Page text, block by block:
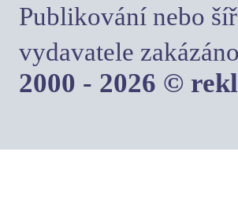
Publikování nebo
vydavatele
2000 - 2026 ©